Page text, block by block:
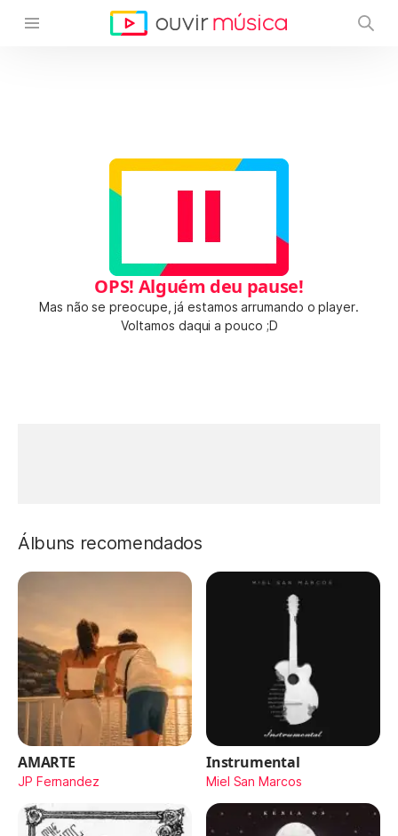
OPS! Alguém deu pause!
Mas não se preocupe, já estamos arrumando o player.
Voltamos daqui a pouco ;D
Álbuns recomendados
AMARTE
JP Fernandez
Instrumental
Miel San Marcos